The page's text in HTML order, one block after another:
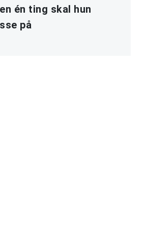
én ting skal hun
på